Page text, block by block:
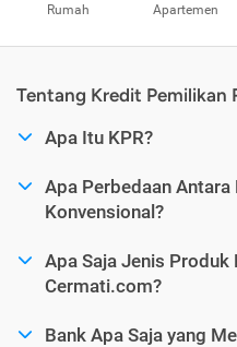
Rumah Apartemen
Tentang Kredit Pemilikan
Apa Itu KPR?
Apa Perbedaan Antara
Konvensional?
Apa Saja Jenis Produk
Cermati.com?
Bank Apa Saja yang